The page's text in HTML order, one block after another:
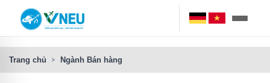
Trang chủ Ngành Bán hàng